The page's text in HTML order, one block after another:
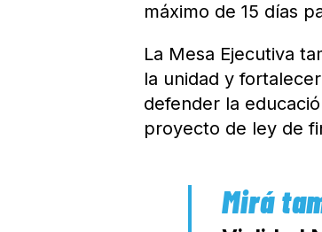
máximo de 15 días
La Mesa Ejecutiva
la unidad y
defender la
proyecto de ley de